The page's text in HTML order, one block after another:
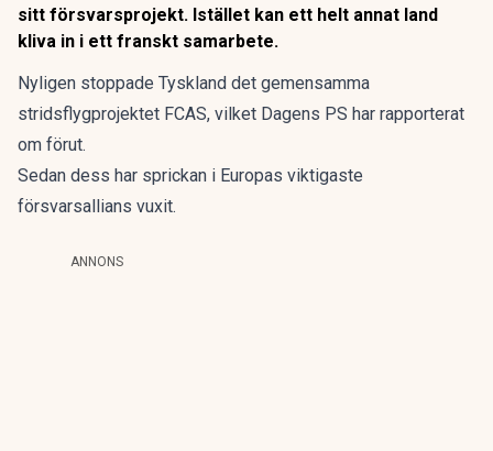
sitt försvarsprojekt. Istället kan ett helt annat land
kliva in i ett franskt samarbete.
Nyligen stoppade Tyskland det gemensamma
stridsflygprojektet FCAS, vilket Dagens PS har rapporterat
om förut.
Sedan dess har sprickan i Europas viktigaste
försvarsallians vuxit.
ANNONS